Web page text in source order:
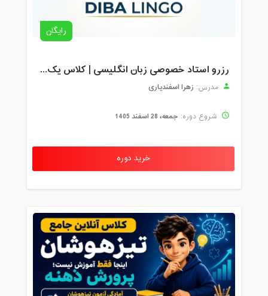
رایگان
رزرو استاد خصوصی زبان انگلیسی | کلاس یک‌نفره با زهرا اسفندیاری + مشاوره رایگان
مدرس: زهرا اسفندیاری
شروع دوره: جمعه، 28 اسفند 1405
خرید دوره